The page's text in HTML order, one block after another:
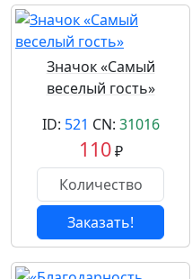
Значок «Самый
веселый гость»
ID: 521 CN: 31016
110₽
Заказать!